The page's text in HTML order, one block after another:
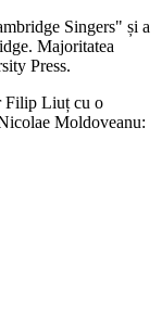
Singers" și a
Majoritatea
Press.
Filip Liuț cu o
Moldoveanu: